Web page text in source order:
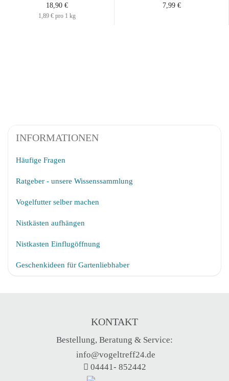
18,90 €
1,89 € pro 1 kg
7,99 €
INFORMATIONEN
Häufige Fragen
Ratgeber - unsere Wissenssammlung
Vogelfutter selber machen
Nistkästen aufhängen
Nistkasten Einflugöffnung
Geschenkideen für Gartenliebhaber
KONTAKT
Bestellung, Beratung & Service:
info@vogeltreff24.de
04441- 852442